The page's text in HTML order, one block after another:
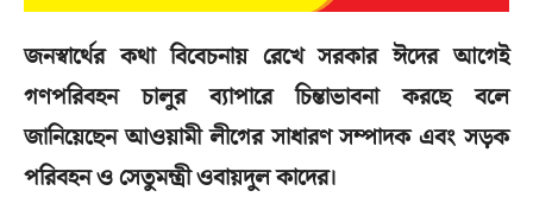
জনস্বার্থের কথা বিবেচনায় রেখে সরকার ঈদের আগেই
গণপরিবহন চালুর ব্যাপারে চিন্তাভাবনা করছে বলে
জানিয়েছেন আওয়ামী লীগের সাধারণ সম্পাদক এবং সড়ক
পরিবহন ও সেতুমন্ত্রী ওবায়দুল কাদের।